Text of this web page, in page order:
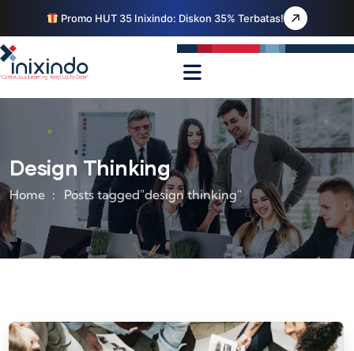
Promo HUT 35 Inixindo: Diskon 35% Terbatas!
Design Thinking
Home Posts tagged"design thinking"